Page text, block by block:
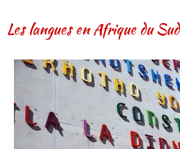
Les langues en Afrique du Sud